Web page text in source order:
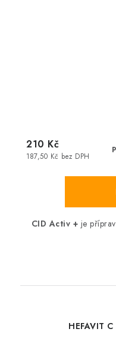
187,50 Kč bez DPH
210 Kč
CID Activ + je
HEFAVIT